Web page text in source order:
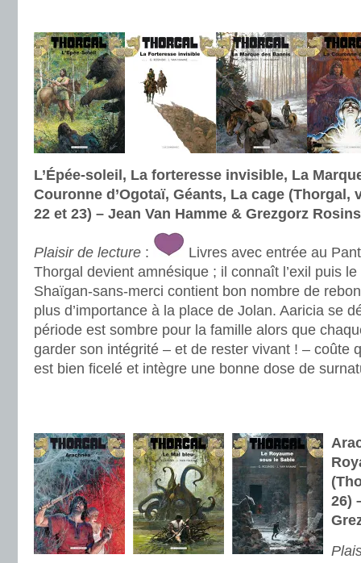
L’Épée-soleil, La forteresse invisible, La
Couronne d’Ogotaï, Géants, La cage (Thorgal,
22 et 23) – Jean Van Hamme & Grezgorz
Plaisir de lecture :
Livres avec entrée au
Thorgal devient amnésique ; il connaît l’exil puis
Shaïgan-sans-merci contient bon nombre de
plus d’importance à la place de Jolan. Aaricia se
période est sombre pour la famille alors que
garder son intégrité – et de rester vivant ! – coûte
est bien ficelé et intègre une bonne dose de
26)